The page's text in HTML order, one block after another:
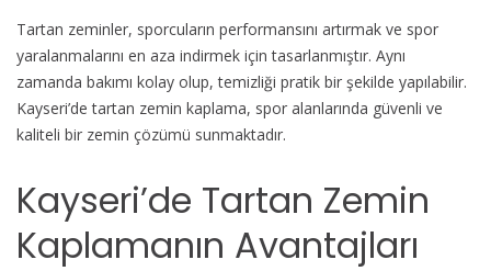
Tartan zeminler, sporcuların performansını artırmak ve spor
yaralanmalarını en aza indirmek için tasarlanmıştır. Aynı
zamanda bakımı kolay olup, temizliği pratik bir şekilde yapılabilir.
Kayseri’de tartan zemin kaplama, spor alanlarında güvenli ve
kaliteli bir zemin çözümü sunmaktadır.
Kayseri’de Tartan Zemin
Kaplamanın Avantajları